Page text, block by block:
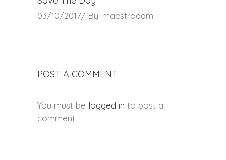
03/10/2017 By maestroadm
POST A COMMENT
You must be logged in to post a
comment.